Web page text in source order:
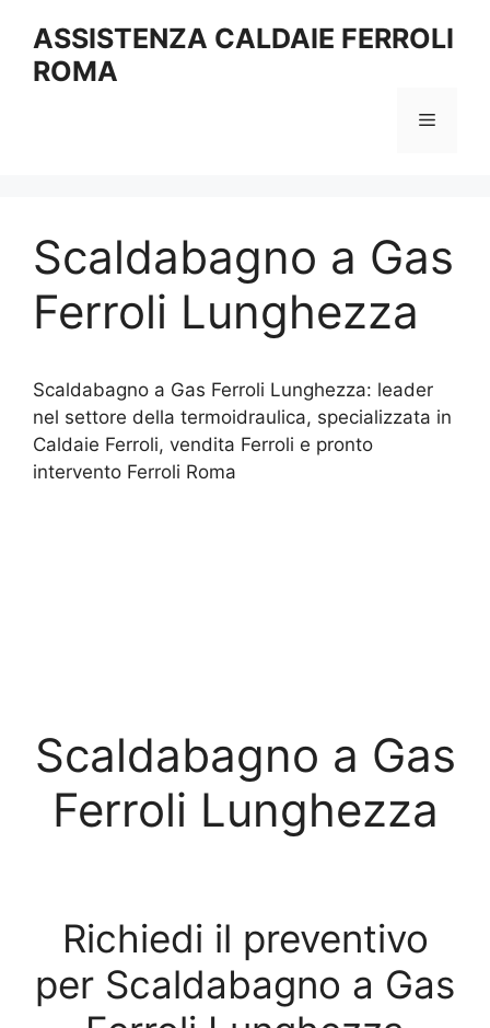
contenuto
ASSISTENZA CALDAIE FERROLI
ROMA
Menu
Scaldabagno a Gas
Ferroli Lunghezza
Scaldabagno a Gas Ferroli Lunghezza: leader
nel settore della termoidraulica, specializzata in
Caldaie Ferroli, vendita Ferroli e pronto
intervento Ferroli Roma
Scaldabagno a Gas
Ferroli Lunghezza
Richiedi il preventivo
per Scaldabagno a Gas